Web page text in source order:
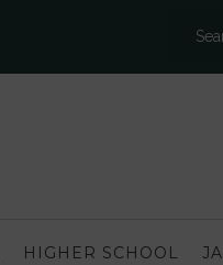
HIGHER SCHOOL